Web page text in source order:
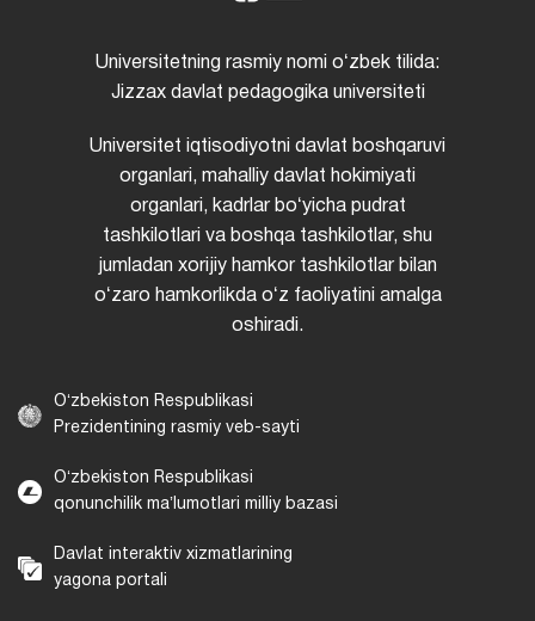
Universitetning rasmiy nomi oʻzbek tilida:
Jizzax davlat pedagogika universiteti
Universitet iqtisodiyotni davlat boshqaruvi
organlari, mahalliy davlat hokimiyati
organlari, kadrlar boʻyicha pudrat
tashkilotlari va boshqa tashkilotlar, shu
jumladan xorijiy hamkor tashkilotlar bilan
oʻzaro hamkorlikda oʻz faoliyatini amalga
oshiradi.
Oʻzbekiston Respublikasi
Prezidentining rasmiy veb-sayti
Oʻzbekiston Respublikasi
qonunchilik maʼlumotlari milliy bazasi
Davlat interaktiv xizmatlarining
yagona portali